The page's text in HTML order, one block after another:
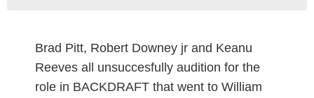
Brad Pitt, Robert Downey jr and Keanu
Reeves all unsuccesfully audition for the
role in BACKDRAFT that went to William